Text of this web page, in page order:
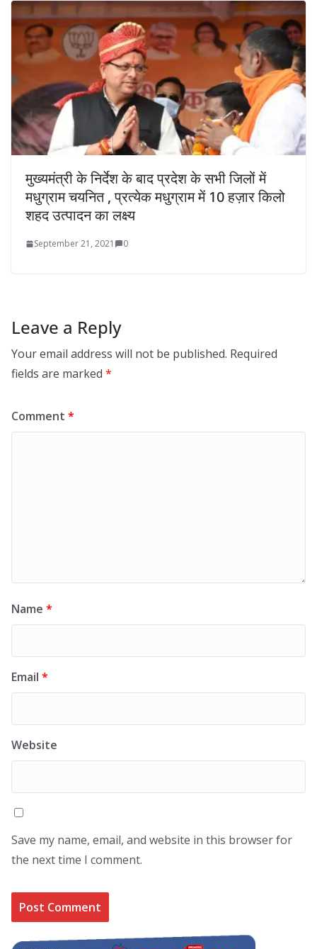
मुख्यमंत्री के निर्देश के बाद प्रदेश के सभी जिलों में
मधुग्राम चयनित , प्रत्येक मधुग्राम में 10 हज़ार किलो
शहद उत्पादन का लक्ष्य
September 21, 2021 0
Leave a Reply
Your email address will not be published. Required
fields are marked *
Comment *
Name *
Email *
Website
Save my name, email, and website in this browser for
the next time I comment.